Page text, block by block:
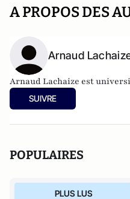
A PROPOS DES
Arnaud
Arnaud Lachaize est
SUIVRE
POPULAIRES
PLUS LUS